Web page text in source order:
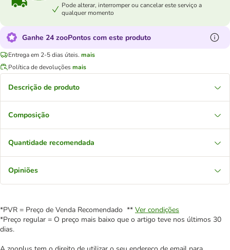
Pode alterar, interromper ou cancelar este serviço a
qualquer momento
Ganhe 24 zooPontos com este produto
Entrega em 2-5 dias úteis. mais
Política de devoluçõesmais
Descrição de produto
Composição
Quantidade recomendada
Opiniões
*PVR = Preço de Venda Recomendado ** Ver condições
*Preço regular = O preço mais baixo que o artigo teve nos últimos 30
dias.